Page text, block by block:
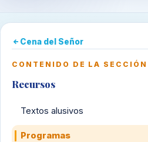
Cena del Señor
CONTENIDO DE LA SECCIÓN
Recursos
Textos alusivos
Programas